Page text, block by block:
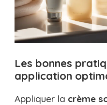
Les bonnes
application
Appliquer la crème